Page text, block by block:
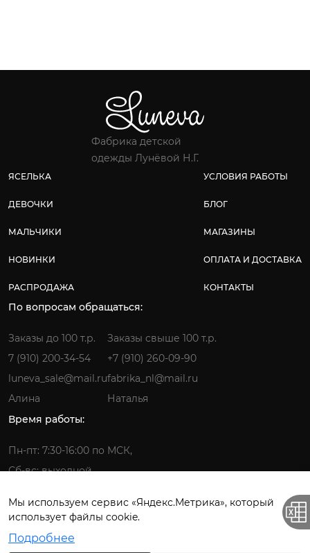
Фабрика детской
одежды Лунёвой Н.Г.
ЯСЕЛЬКА
ДЕВОЧКИ
МАЛЬЧИКИ
НОВИНКИ
РАСПРОДАЖА
УСЛОВИЯ РАБОТЫ
БЛОГ
МАГАЗИНЫ
ОПЛАТА И ДОСТАВКА
КОНТАКТЫ
По вопросам обращаться:
Заказы до 100 т.р.
7 (910) 200-34-54
luneva_sale@mail.ru
Алина
Заказы свыше 100 т.р.
+7 (910) 260-09-90
fabrika_nl@mail.ru
Наталья
Время работы:
Пн-пт: 7:30-16:00 по МСК,
Сб-вс: выходной
Фабрика детской одежды © 2026.
Мы используем сервис «Яндекс.Метрика», который
использует файлы cookie.
Подробнее